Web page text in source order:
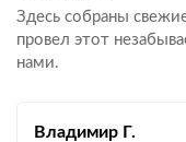
Здесь собраны
провел этот
нами.
Владимир Г.